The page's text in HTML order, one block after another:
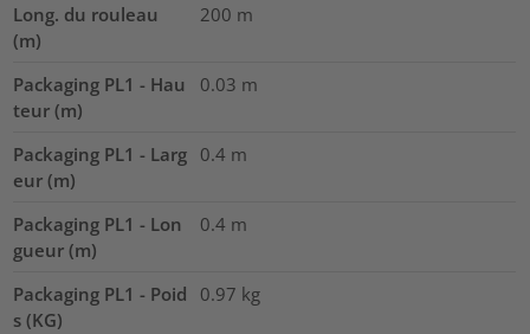
Long. du rouleau
(m)
200 m
Packaging PL1 - Hau
teur (m)
0.03 m
Packaging PL1 - Larg
eur (m)
0.4 m
Packaging PL1 - Lon
gueur (m)
0.4 m
Packaging PL1 - Poid
s (KG)
0.97 kg